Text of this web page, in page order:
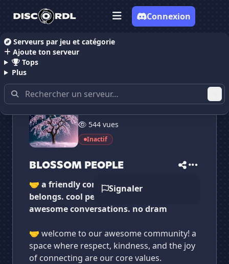
Serveurs par jeu et catégorie
Ajoute ton serveur
Tops
Plus
Connexion
Accueil Serveurs Discord Chill
544 vues
Inactif
BLOSSOM PEOPLE
Signaler
🤝 a friendly community where everyone
belongs. cool people, great vibes, and
awesome conversations. no dram
🤝 welcome to our awesome community! a
space where respect, kindness, and the joy
of connecting are our core values.
Vote pourBLOSSOM PEOPLE
BLOSSOM PEOPLE
Es-tu sûr de vouloir supprimer ton avis de ce
serveur ?
Supprimer
BLOSSOM PEOPLE